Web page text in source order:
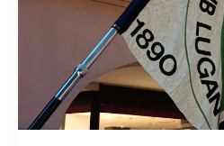
Velo
Club